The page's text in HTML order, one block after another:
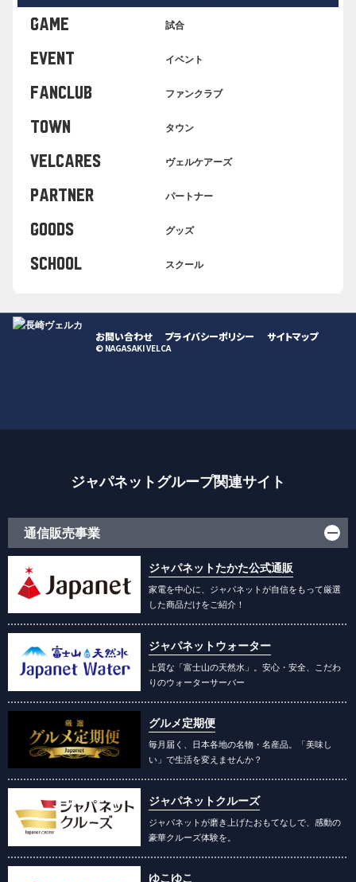
GAME 試合
EVENT イベント
FANCLUB ファンクラブ
TOWN タウン
VELCARES ヴェルケアーズ
PARTNER パートナー
GOODS グッズ
SCHOOL スクール
お問い合わせ プライバシーポリシー サイトマップ
© NAGASAKI VELCA
ジャパネットグループ関連サイト
通信販売事業
ジャパネットたかた公式通販
家電を中心に、ジャパネットが自信をもって厳選
した商品だけをご紹介！
ジャパネットウォーター
上質な「富士山の天然水」。安心・安全、こだわ
りのウォーターサーバー
グルメ定期便
毎月届く、日本各地の名物・名産品。「美味し
い」で生活を変えませんか？
ジャパネットクルーズ
ジャパネットが磨き上げたおもてなしで、感動の
豪華クルーズ体験を。
ゆこゆこ